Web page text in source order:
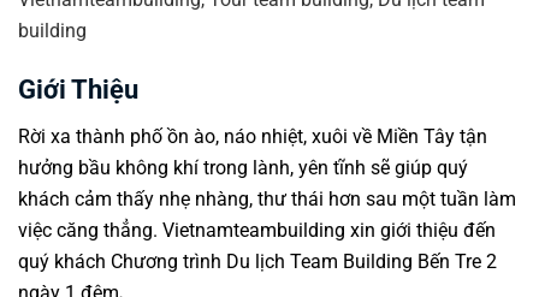
Giới Thiệu
Rời xa thành phố ồn ào, náo nhiệt, xuôi về Miền Tây tận
hưởng bầu không khí trong lành, yên tĩnh sẽ giúp quý
khách cảm thấy nhẹ nhàng, thư thái hơn sau một tuần làm
việc căng thẳng. Vietnamteambuilding xin giới thiệu đến
quý khách Chương trình Du lịch Team Building Bến Tre 2